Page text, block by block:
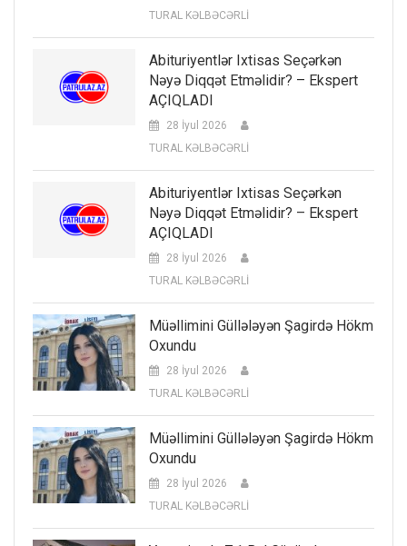
TURAL KƏLBƏCƏRLİ
Abituriyentlər Ixtisas Seçərkən
Nəyə Diqqət Etməlidir? – Ekspert
AÇIQLADI
28 İyul 2026
TURAL KƏLBƏCƏRLİ
Abituriyentlər Ixtisas Seçərkən
Nəyə Diqqət Etməlidir? – Ekspert
AÇIQLADI
28 İyul 2026
TURAL KƏLBƏCƏRLİ
Müəllimini Güllələyən Şagirdə Hökm
Oxundu
28 İyul 2026
TURAL KƏLBƏCƏRLİ
Müəllimini Güllələyən Şagirdə Hökm
Oxundu
28 İyul 2026
TURAL KƏLBƏCƏRLİ